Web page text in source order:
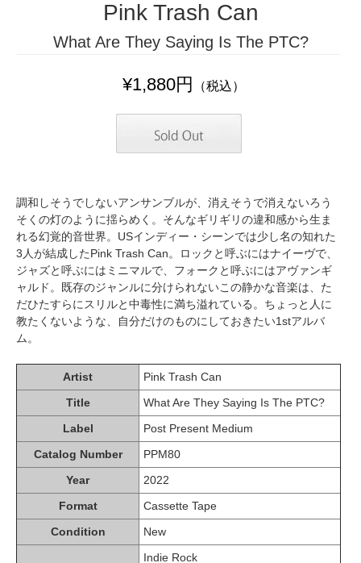
Pink Trash Can
What Are They Saying Is The PTC?
¥1,880円 （税込）
調和しそうでしないアンサンブルが、消えそうで消えないろう
そくの灯のように揺らめく。そんなギリギリの違和感から生ま
れる幻覚的音世界。USインディー・シーンでは少し名の知れた
3人が結成したPink Trash Can。ロックと呼ぶにはナイーヴで、
ジャズと呼ぶにはミニマルで、フォークと呼ぶにはアヴァンギ
ャルド。既存のジャンルに分けられないこの静かな音楽は、た
だひたすらにスリルと中毒性に満ち溢れている。ちょっと人に
教たくないような、自分だけのものにしておきたい1stアルバ
ム。
Artist
Pink Trash Can
Title
What Are They Saying Is The PTC?
Label
Post Present Medium
Catalog Number
PPM80
Year
2022
Format
Cassette Tape
Condition
New
Indie Rock